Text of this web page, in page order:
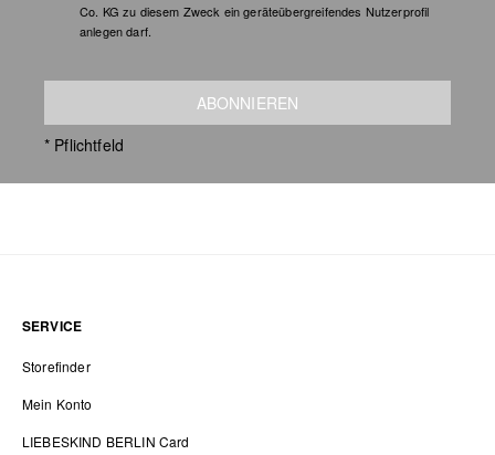
Co. KG zu diesem Zweck ein geräteübergreifendes Nutzerprofil
anlegen darf.
ABONNIEREN
* Pflichtfeld
SERVICE
Storefinder
Mein Konto
LIEBESKIND BERLIN Card